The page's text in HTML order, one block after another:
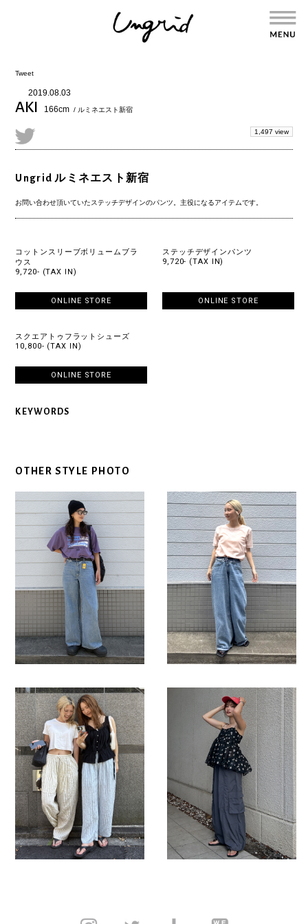
Tweet
2019.08.03
AKI 166cm / ルミネエスト新宿
1,497 view
Ungrid ルミネエスト新宿
お問い合わせ頂いていたステッチデザインのパンツ。主役になるアイテムです。
コットンスリーブボリュームブラ
ウス
9,720- (TAX IN)
ONLINE STORE
ステッチデザインパンツ
9,720- (TAX IN)
ONLINE STORE
スクエアトゥフラットシューズ
10,800- (TAX IN)
ONLINE STORE
KEYWORDS
OTHER STYLE PHOTO